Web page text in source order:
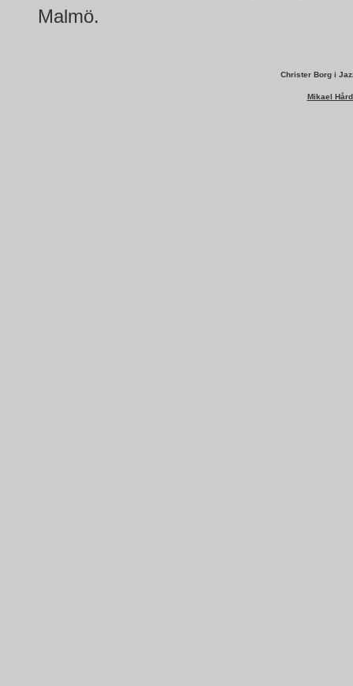
Malmö.
Christer Borg i
Mikael